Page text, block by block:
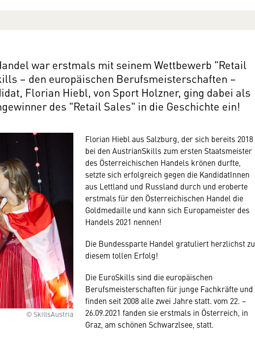
war erstmals mit seinem Wettbewerb "Retail
– den europäischen Berufsmeisterschaften –
Florian Hiebl, von Sport Holzner, ging dabei als
des "Retail Sales" in die Geschichte ein!
© SkillsAustria
Florian Hiebl aus Salzburg, der sich bereits 2018
bei den AustrianSkills zum ersten Staatsmeister
des Österreichischen Handels krönen durfte,
setzte sich erfolgreich gegen die KandidatInnen
aus Lettland und Russland durch und eroberte
erstmals für den Österreichischen Handel die
Goldmedaille und kann sich Europameister des
Handels 2021 nennen!
Die Bundessparte Handel gratuliert herzlichst zu
diesem tollen Erfolg!
Die EuroSkills sind die europäischen
Berufsmeisterschaften für junge Fachkräfte und
finden seit 2008 alle zwei Jahre statt. vom 22. –
26.09.2021 fanden sie erstmals in Österreich, in
Graz, am schönen Schwarzlsee, statt.